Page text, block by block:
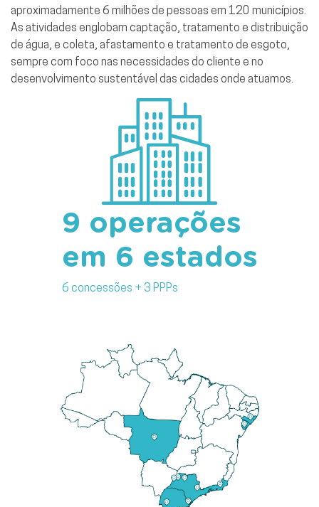
aproximadamente 6 milhões de pessoas em 120 municípios.
As atividades englobam captação, tratamento e distribuição
de água, e coleta, afastamento e tratamento de esgoto,
sempre com foco nas necessidades do cliente e no
desenvolvimento sustentável das cidades onde atuamos.
9 operações
em 6 estados
6 concessões + 3 PPPs